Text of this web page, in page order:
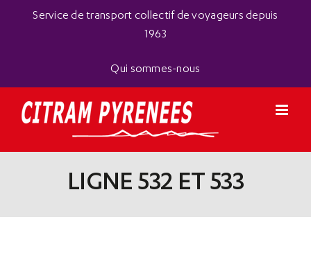
Service de transport collectif de voyageurs depuis
1963
Qui sommes-nous
LIGNE 532 ET 533
Panneau de gestion des cookies